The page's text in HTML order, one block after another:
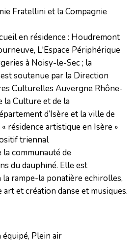
Fratellini et la Compagnie
en résidence : Houdremont
L'Espace Périphérique
à Noisy-le-Sec ; la
soutenue par la Direction
Culturelles Auvergne Rhône-
la Culture et de la
d’Isère et la ville de
résidence artistique en Isère »
triennal
communauté de
du dauphiné. Elle est
la rampe-la ponatière echirolles,
et création danse et musiques.
équipé, Plein air